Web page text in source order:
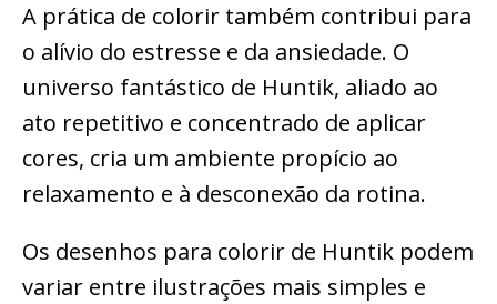
A prática de colorir também contribui para
o alívio do estresse e da ansiedade. O
universo fantástico de Huntik, aliado ao
ato repetitivo e concentrado de aplicar
cores, cria um ambiente propício ao
relaxamento e à desconexão da rotina.
Os desenhos para colorir de Huntik podem
variar entre ilustrações mais simples e